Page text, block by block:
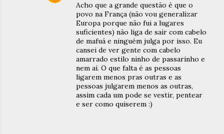
Acho que a grande questão é que o
povo na França (não vou generalizar
Europa porque não fui a lugares
suficientes) não liga de sair com cabelo
de mafuá e ninguém julga por isso. Eu
cansei de ver gente com cabelo
amarrado estilo ninho de passarinho e
nem aí. O que falta é as pessoas
ligarem menos pras outras e as
pessoas julgarem menos as outras,
assim cada um pode se vestir, pentear
e ser como quiserem :)